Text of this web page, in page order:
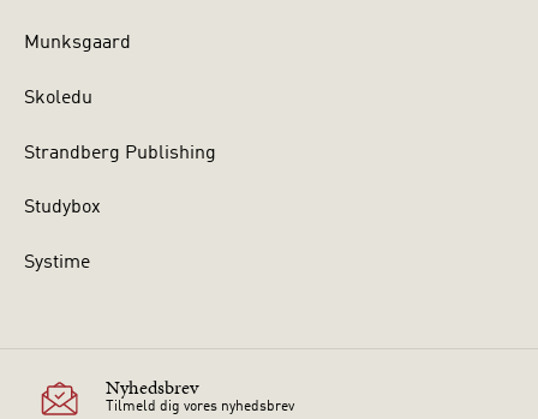
Munksgaard
Skoledu
Strandberg Publishing
Studybox
Systime
Nyhedsbrev
Tilmeld dig vores nyhedsbrev